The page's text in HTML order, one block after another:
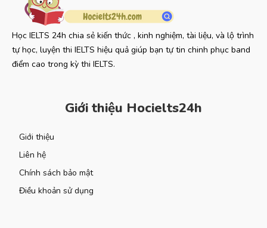
Học IELTS 24h chia sẻ kiến thức , kinh nghiệm, tài liệu, và lộ trình
tự học, luyện thi IELTS hiệu quả giúp bạn tự tin chinh phục band
điểm cao trong kỳ thi IELTS.
Giới thiệu Hocielts24h
Giới thiệu
Liên hệ
Chính sách bảo mật
Điều khoản sử dụng